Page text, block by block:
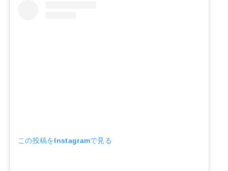
この投稿をInstagramで見る